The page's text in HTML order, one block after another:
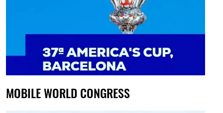
MOBILE WORLD CONGRESS